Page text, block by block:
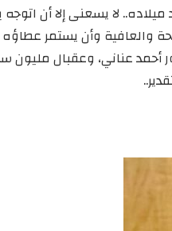
لا يسعنى إلا أن
والعافية وأن يستمر
أحمد عناني، وعقبال مليون